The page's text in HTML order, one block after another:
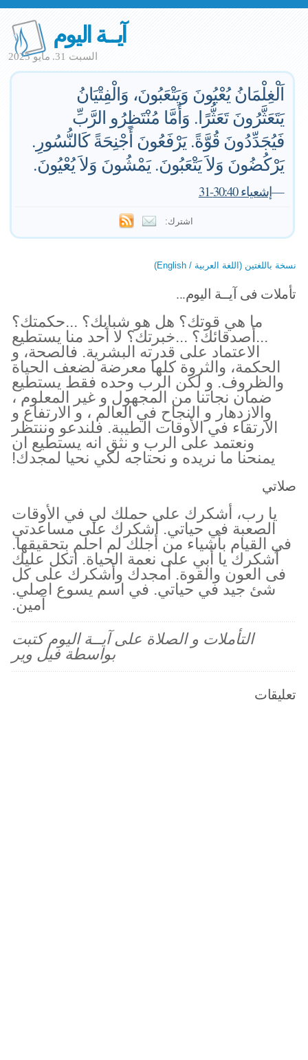
آيــة اليوم
السبت 31. مايو 2025
اَلْغِلْمَانُ يُعْيُونَ وَيَتْعَبُونَ، وَالْفِتْيَانُ
يَتَعَثَّرُونَ تَعَثُّرًا. وَأَمَّا مُنْتَظِرُو الرَّبِّ
فَيُجَدِّدُونَ قُوَّةً. يَرْفَعُونَ أَجْنِحَةً كَالنُّسُورِ.
يَرْكُضُونَ وَلاَ يَتْعَبُونَ. يَمْشُونَ وَلاَ يُعْيُونَ.
—إشعياء 30:40-31
اشترك:
نسخة باللغتين (اللغة العربية / English)
تأملات فى آيــة اليوم...
ما هي قوتك؟ هل هو شبابك؟ ...حكمتك؟
...أصدقائك؟ ...خبرتك؟ لا أحد منا يستطيع
الاعتماد على قدرته البشرية. فالصحة، و
الحكمة، والثروة كلها معرضة لضعف الحياة
والظروف. و لكن الرب وحده فقط يستطيع
ضمان نجاتنا من المجهول و غير المعلوم ،
والازدهار و النجاح في العالم ، و الارتفاع و
الارتقاء في الأوقات الطيبة. فلندعو وننتظر
ونعتمد على الرب و نثق انه يستطيع ان
يمنحنا ما نريده و نحتاجه لكي نحيا لمجدك!
صلاتي
يا رب، أشكرك على حملك لي في الأوقات
الصعبة في حياتي. أشكرك على مساعدتي
في القيام بأشياء من أجلك لم احلم بتحقيقها.
أشكرك يا أبي على نعمة الحياة. اتكل عليك
فى العون والقوة. أمجدك وأشكرك على كل
شئ جيد في حياتي. في اسم يسوع اصلي.
آمين.
التأملات و الصلاة على آيــة اليوم كتبت
بواسطة فيل وير
تعليقات